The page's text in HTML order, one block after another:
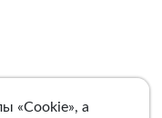
«Cookie», а